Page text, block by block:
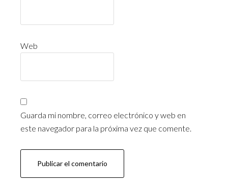
Web
Guarda mi nombre, correo electrónico y web en
este navegador para la próxima vez que comente.